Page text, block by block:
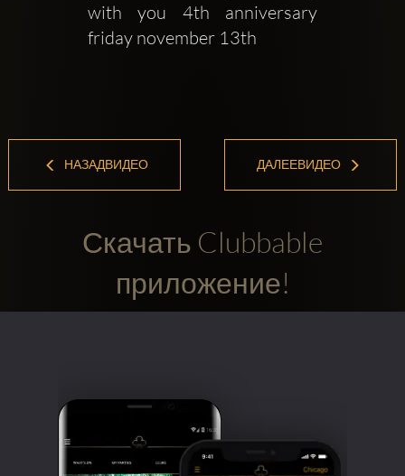
with you 4th anniversary
friday november 13th
НАЗАДВИДЕО ДАЛЕЕВИДЕО
Скачать Clubbable
приложение!